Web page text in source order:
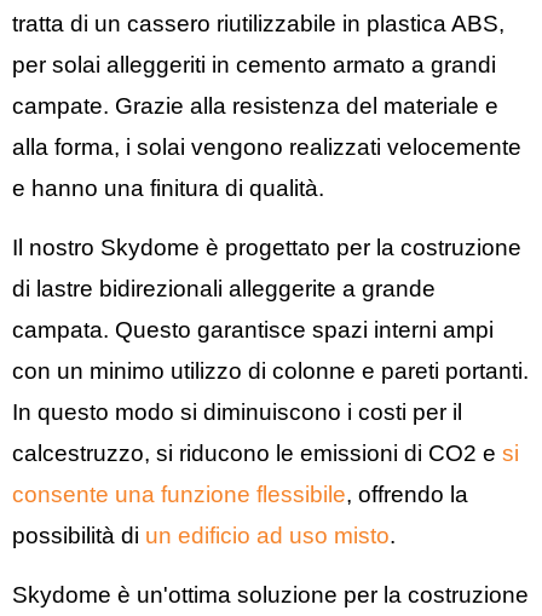
tratta di un cassero riutilizzabile in plastica ABS,
per solai alleggeriti in cemento armato a grandi
campate. Grazie alla resistenza del materiale e
alla forma, i solai vengono realizzati velocemente
e hanno una finitura di qualità.
Il nostro Skydome è progettato per la costruzione
di lastre bidirezionali alleggerite a grande
campata. Questo garantisce spazi interni ampi
con un minimo utilizzo di colonne e pareti portanti.
In questo modo si diminuiscono i costi per il
calcestruzzo, si riducono le emissioni di CO2 e si
consente una funzione flessibile, offrendo la
possibilità di un edificio ad uso misto.
Skydome è un'ottima soluzione per la costruzione